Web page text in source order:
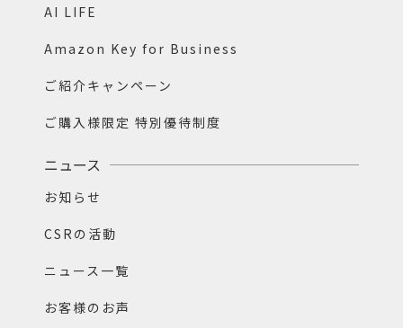
AI LIFE
Amazon Key for Business
ご紹介キャンペーン
ご購入様限定 特別優待制度
ニュース
お知らせ
CSRの活動
ニュース一覧
お客様のお声